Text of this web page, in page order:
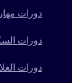
دورات
دورات
دورات